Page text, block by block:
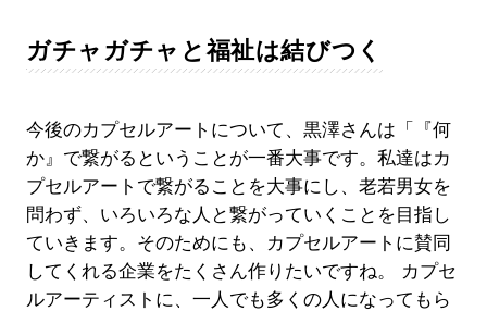
ガチャガチャと福祉は結びつく
今後のカプセルアートについて、黒澤さんは「『何
か』で繋がるということが一番大事です。私達はカ
プセルアートで繋がることを大事にし、老若男女を
問わず、いろいろな人と繋がっていくことを目指し
ていきます。そのためにも、カプセルアートに賛同
してくれる企業をたくさん作りたいですね。 カプセ
ルアーティストに、一人でも多くの人になってもら